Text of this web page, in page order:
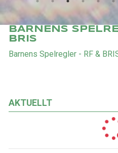
AKTUELLT
BARNENS
BRIS
Barnens Spelregler - RF &